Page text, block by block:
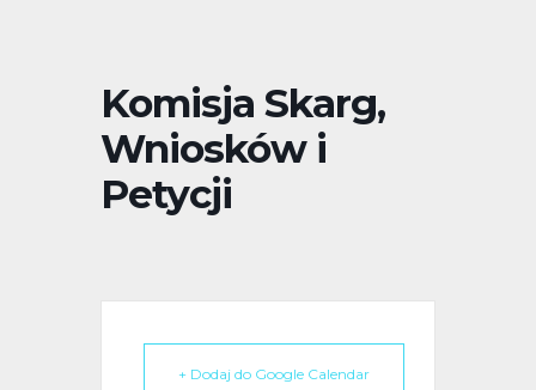
Komisja Skarg,
Wniosków i
Petycji
+ Dodaj do Google Calendar